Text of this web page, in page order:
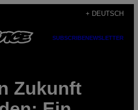
+ DEUTSCH
SUBSCRIBENEWSLETTER
Zukunft